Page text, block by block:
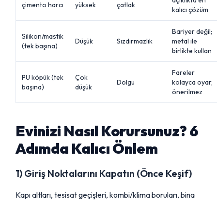
çimento harcı yüksek çatlak
kalıcı çözüm
Silikon/mastik
(tek başına)
Düşük Sızdırmazlık
Bariyer değil;
metal ile
birlikte kullan
PU köpük (tek
başına)
Çok
düşük
Dolgu
Fareler
kolayca oyar,
önerilmez
Evinizi Nasıl Korursunuz? 6
Adımda Kalıcı Önlem
1) Giriş Noktalarını Kapatın (Önce Keşif)
Kapı altları, tesisat geçişleri, kombi/klima boruları, bina